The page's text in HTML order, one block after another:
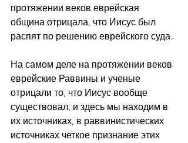
протяжении веков еврейская
община отрицала, что Иисус был
распят по решению еврейского суда.
На самом деле на протяжении веков
еврейские Раввины и ученые
отрицали то, что Иисус вообще
существовал, и здесь мы находим в
их источниках, в раввинистических
источниках четкое признание этих